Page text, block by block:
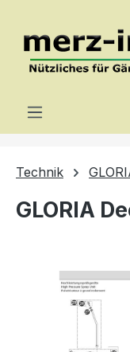
Technik
GLORIA
Bildergalerie